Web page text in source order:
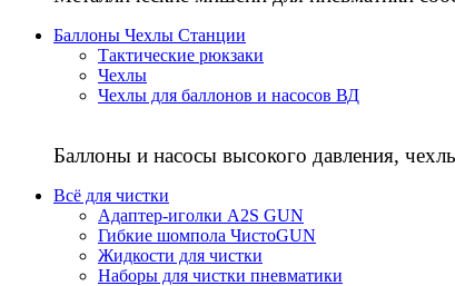
Баллоны Чехлы Станции
Тактические рюкзаки
Чехлы
Чехлы для баллонов и насосов ВД
Баллоны и насосы высокого давления,
Всё для чистки
Адаптер-иголки A2S GUN
Гибкие шомпола ЧистоGUN
Жидкости для чистки
Наборы для чистки пневматики